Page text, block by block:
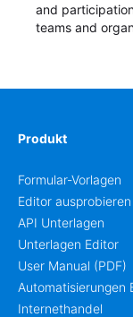
and
teams and
Produkt
Formular-Vorlagen
Editor ausprobieren
API Unterlagen
Unterlagen Editor
User Manual (PDF)
Automatisierungen
Internethandel